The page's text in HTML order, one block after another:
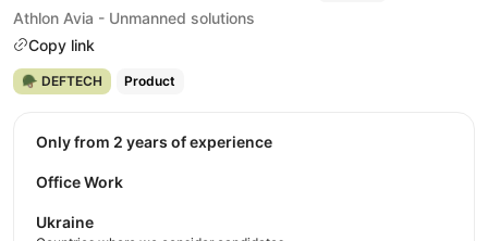
Athlon Avia - Unmanned solutions
Copy link
🪖 DEFTECH Product
Only from 2 years of experience
Office Work
Ukraine